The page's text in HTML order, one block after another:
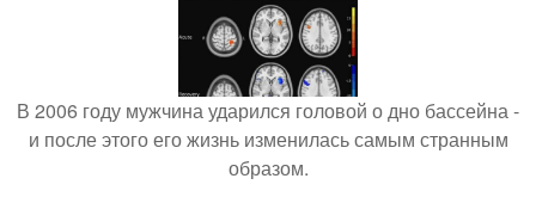
В 2006 году мужчина ударился головой о дно бассейна -
и после этого его жизнь изменилась самым странным
образом.